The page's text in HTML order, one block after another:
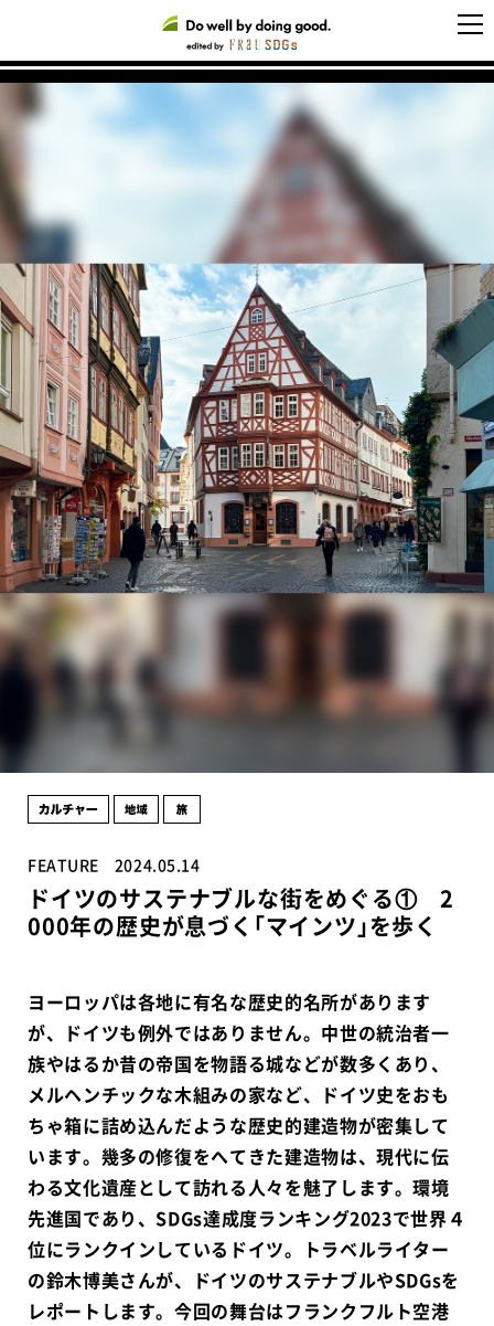
FEATURE 2024.05.14
ドイツのサステナブルな街をめぐる① 2
000年の歴史が息づく｢マインツ｣を歩く
ヨーロッパは各地に有名な歴史的名所があります
が、ドイツも例外ではありません。中世の統治者一
族やはるか昔の帝国を物語る城などが数多くあり、
メルヘンチックな木組みの家など、ドイツ史をおも
ちゃ箱に詰め込んだような歴史的建造物が密集して
います。幾多の修復をへてきた建造物は、現代に伝
わる文化遺産として訪れる人々を魅了します。環境
先進国であり、SDGs達成度ランキング2023で世界４
位にランクインしているドイツ。トラベルライター
の鈴木博美さんが、ドイツのサステナブルやSDGsを
レポートします。今回の舞台はフランクフルト空港